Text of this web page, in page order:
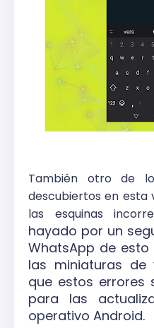
También otro de
descubiertos en esta
las esquinas
hayado por un
WhatsApp de
las miniaturas de
que estos errores
para las
operativo Android.